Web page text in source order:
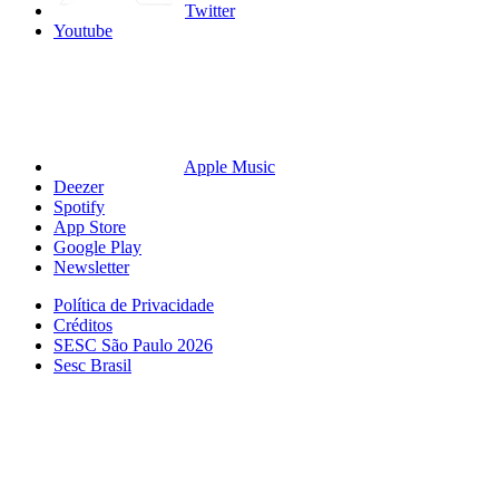
Twitter
Youtube
Apple Music
Deezer
Spotify
App Store
Google Play
Newsletter
Política de Privacidade
Créditos
SESC São Paulo 2026
Sesc Brasil